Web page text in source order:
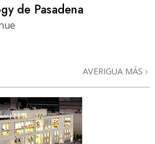
de Pasadena
AVERIGUA MÁS